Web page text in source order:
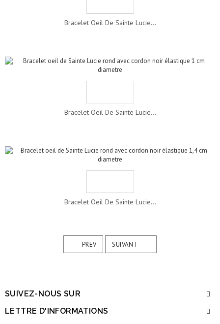
Bracelet Oeil De Sainte Lucie...
Bracelet Oeil De Sainte Lucie...
Bracelet Oeil De Sainte Lucie...
PREV SUIVANT
SUIVEZ-NOUS SUR
LETTRE D'INFORMATIONS